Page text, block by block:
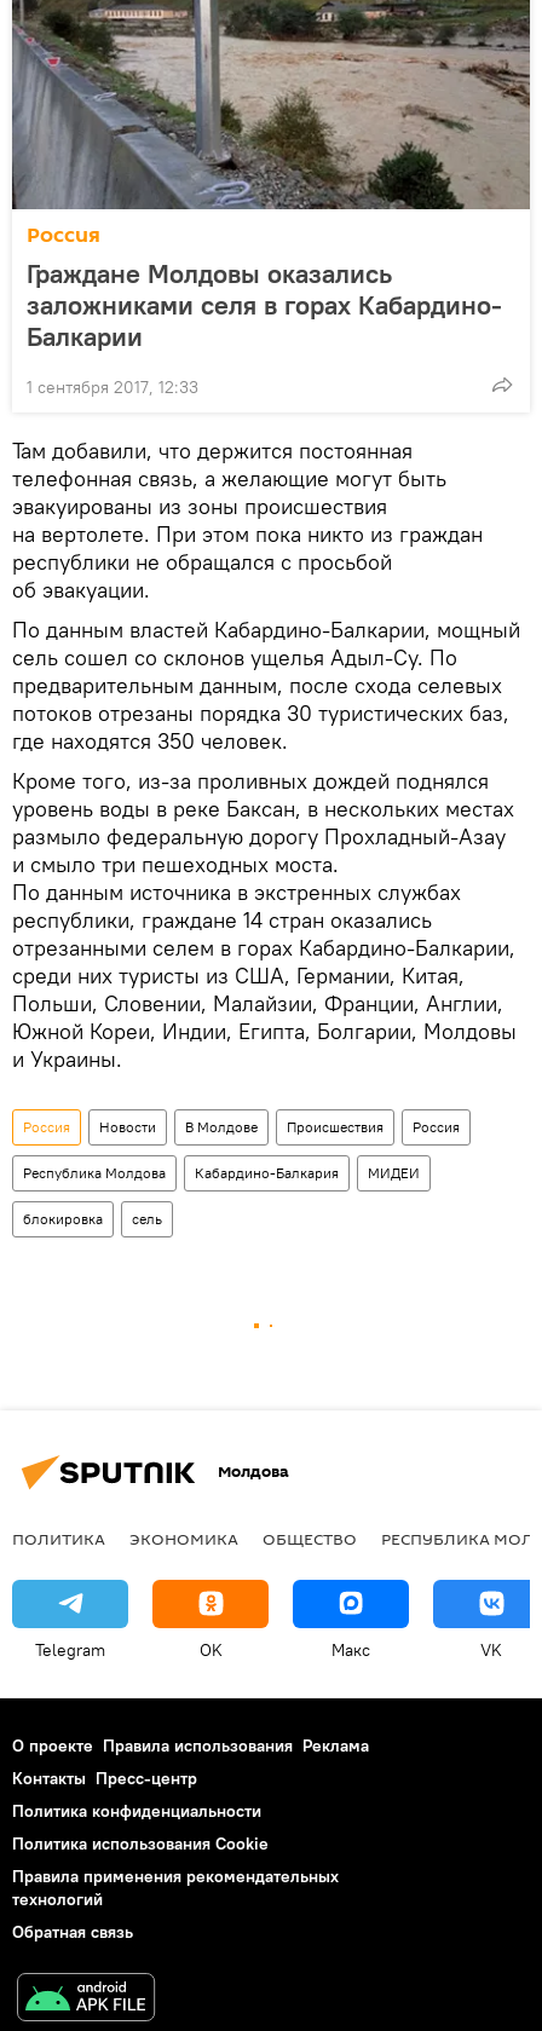
Россия
Граждане Молдовы оказались
заложниками селя в горах Кабардино-
Балкарии
1 сентября 2017, 12:33
Там добавили, что держится постоянная
телефонная связь, а желающие могут быть
эвакуированы из зоны происшествия
на вертолете. При этом пока никто из граждан
республики не обращался с просьбой
об эвакуации.
По данным властей Кабардино-Балкарии, мощный
сель сошел со склонов ущелья Адыл-Су. По
предварительным данным, после схода селевых
потоков отрезаны порядка 30 туристических баз,
где находятся 350 человек.
Кроме того, из-за проливных дождей поднялся
уровень воды в реке Баксан, в нескольких местах
размыло федеральную дорогу Прохладный-Азау
и смыло три пешеходных моста.
По данным источника в экстренных службах
республики, граждане 14 стран оказались
отрезанными селем в горах Кабардино-Балкарии,
среди них туристы из США, Германии, Китая,
Польши, Словении, Малайзии, Франции, Англии,
Южной Кореи, Индии, Египта, Болгарии, Молдовы
и Украины.
Россия Новости В Молдове Происшествия Россия
Республика Молдова Кабардино-Балкария МИДЕИ
блокировка сель
Молдова
ПОЛИТИКА ЭКОНОМИКА ОБЩЕСТВО РЕСПУБЛИКА
Telegram OK Макс VK
О проекте Правила использования Реклама
Контакты Пресс-центр
Политика конфиденциальности
Политика использования Cookie
Правила применения рекомендательных
технологий
Обратная связь